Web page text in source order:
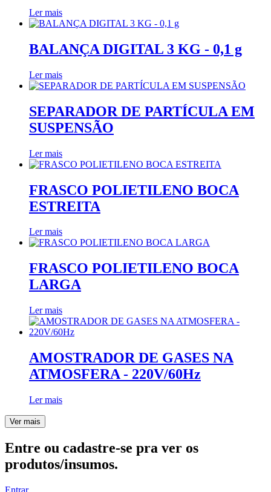
Ler mais
BALANÇA DIGITAL 3 KG - 0,1 g
Ler mais
SEPARADOR DE PARTÍCULA EM
SUSPENSÃO
Ler mais
FRASCO POLIETILENO BOCA
ESTREITA
Ler mais
FRASCO POLIETILENO BOCA
LARGA
Ler mais
AMOSTRADOR DE GASES NA
ATMOSFERA - 220V/60Hz
Ler mais
Ver mais
Entre ou cadastre-se pra ver os
produtos/insumos.
Entrar